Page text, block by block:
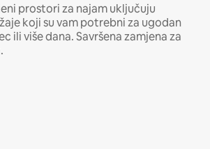
prostori za najam uključuju
koji su vam potrebni za ugodan
ili više dana. Savršena zamjena za